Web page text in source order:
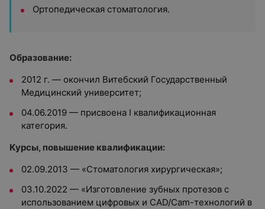
Ортопедическая стоматология.
Образование:
2012 г. — окончил Витебский Государственный
Медицинский университет;
04.06.2019 — присвоена I квалификационная
категория.
Курсы, повышение квалификации:
02.09.2013 — «Стоматология хирургическая»;
03.10.2022 — «Изготовление зубных протезов с
использованием цифровых и CAD/Cam-технологий в